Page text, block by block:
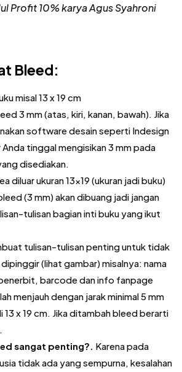
Profit 10% karya Agus Syahroni
Bleed:
misal 13 x 19 cm
3 mm (atas, kiri, kanan, bawah). Jika
software desain seperti Indesign
tinggal mengisikan 3 mm pada
disediakan.
diluar ukuran 13×19 (ukuran jadi buku)
(3 mm) akan dibuang jadi jangan
tulisan bagian inti buku yang ikut
tulisan-tulisan penting untuk tidak
(lihat gambar) misalnya: nama
barcode dan info fanpage
menjauh dengan jarak minimal 5 mm
13 x 19 cm. Jika ditambah bleed berarti
sangat penting?. Karena pada
tidak ada yang sempurna, kesalahan